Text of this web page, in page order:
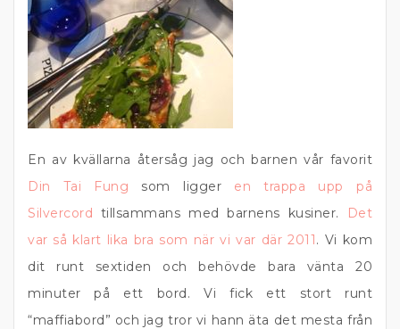
En av kvällarna återsåg jag och barnen vår favorit
Din Tai Fung som ligger en trappa upp på
Silvercord tillsammans med barnens kusiner.
Det
var så klart lika bra som när vi var där 2011. Vi kom
dit runt sextiden och behövde bara vänta 20
minuter på ett bord. Vi fick ett stort runt
“maffiabord” och jag tror vi hann äta det mesta från